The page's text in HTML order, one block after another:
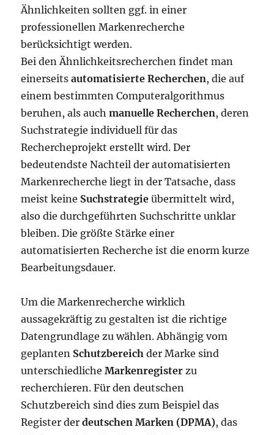
Ähnlichkeiten sollten ggf. in einer
professionellen Markenrecherche
berücksichtigt werden.
Bei den Ähnlichkeitsrecherchen findet man
einerseitsautomatisierte Recherchen, die auf
einem bestimmten Computeralgorithmus
beruhen, als auchmanuelle Recherchen, deren
Suchstrategie individuell für das
Rechercheprojekt erstellt wird. Der
bedeutendste Nachteil der automatisierten
Markenrecherche liegt in der Tatsache, dass
meist keine Suchstrategie übermittelt wird,
also die durchgeführten Suchschritte unklar
bleiben. Die größte Stärke einer
automatisierten Recherche ist die enorm kurze
Bearbeitungsdauer.
Um die Markenrecherche wirklich
aussagekräftig zu gestalten ist die richtige
Datengrundlage zu wählen. Abhängig vom
geplanten Schutzbereichder Marke sind
unterschiedlicheMarkenregister zu
recherchieren. Für den deutschen
Schutzbereich sind dies zum Beispiel das
Register derdeutschen Marken (DPMA), das